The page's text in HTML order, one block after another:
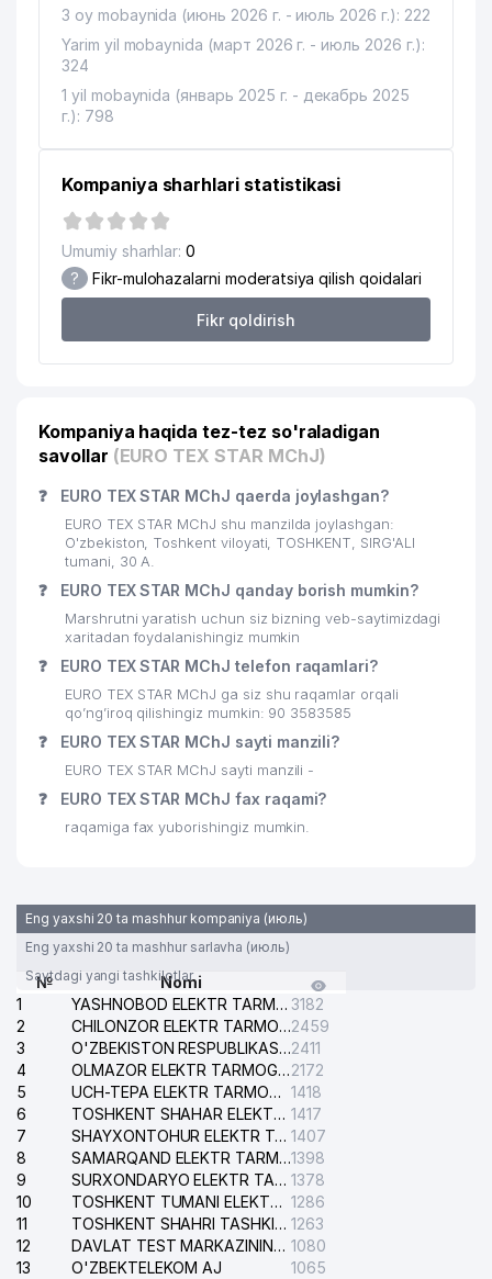
3 oy mobaynida (июнь 2026 г. - июль 2026 г.): 222
Yarim yil mobaynida (март 2026 г. - июль 2026 г.):
324
1 yil mobaynida (январь 2025 г. - декабрь 2025
г.): 798
Kompaniya sharhlari statistikasi
Umumiy sharhlar: 0
? Fikr-mulohazalarni moderatsiya qilish qoidalari
Fikr qoldirish
Kompaniya haqida tez-tez so'raladigan
savollar (EURO TEX STAR MChJ)
❓ EURO TEX STAR MChJ qaerda joylashgan?
EURO TEX STAR MChJ shu manzilda joylashgan:
O'zbekiston, Toshkent viloyati, TOSHKENT, SIRG'ALI
tumani, 30 A.
❓ EURO TEX STAR MChJ qanday borish mumkin?
Marshrutni yaratish uchun siz bizning veb-saytimizdagi
xaritadan foydalanishingiz mumkin
❓ EURO TEX STAR MChJ telefon raqamlari?
EURO TEX STAR MChJ ga siz shu raqamlar orqali
qo’ng’iroq qilishingiz mumkin: 90 3583585
❓ EURO TEX STAR MChJ sayti manzili?
EURO TEX STAR MChJ sayti manzili -
❓ EURO TEX STAR MChJ fax raqami?
raqamiga fax yuborishingiz mumkin.
Eng yaxshi 20 ta mashhur kompaniya (июль)
Eng yaxshi 20 ta mashhur sarlavha (июль)
Saytdagi yangi tashkilotlar
№
Nomi
1
YASHNOBOD ELEKTR TARMOG'I NOSOZLIKLARI XIZMATI 3182
2
CHILONZOR ELEKTR TARMOG'I NOSOZLIK XIZMATI2459
3
O'ZBEKISTON RESPUBLIKASI BOSH PROKURATURASI ISHONCH TELEFONI2411
4
OLMAZOR ELEKTR TARMOG'I NOSOZLIKLARI XIZMATI2172
5
UCH-TEPA ELEKTR TARMOG'I NOSOZLIKLARI XIZMATI 1418
6
TOSHKENT SHAHAR ELEKTR TARMOQLARI KORXONASI AJ 1417
7
SHAYXONTOHUR ELEKTR TARMOG'I NOSOZLIKLARINI TUZATISH XIZMATI 1407
8
SAMARQAND ELEKTR TARMOQLARI AJ1398
9
SURXONDARYO ELEKTR TARMOQLARI AJ 1378
10
TOSHKENT TUMANI ELEKTR TARMOG'I AVARIYA XIZMATI 1286
11
TOSHKENT SHAHRI TASHKILOT TELEFONLARI HAQIDA MA'LUMOT BYUROSI 1263
12
DAVLAT TEST MARKAZINING ISHONCH TELEFONLARI 1080
13
O'ZBEKTELEKOM AJ
1065